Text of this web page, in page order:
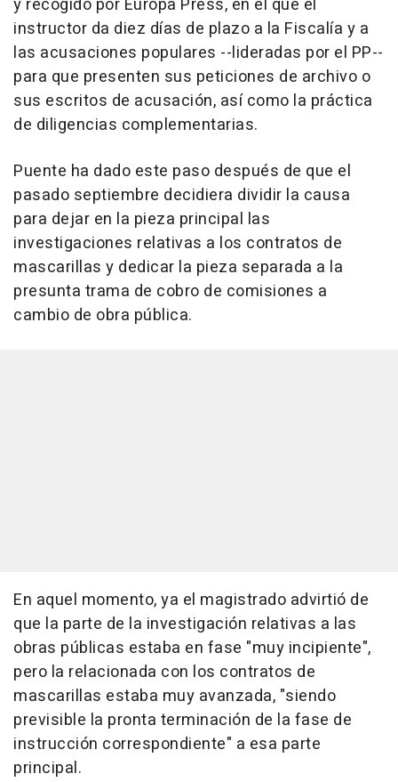
y recogido por Europa Press, en el que el
instructor da diez días de plazo a la Fiscalía y a
las acusaciones populares --lideradas por el PP--
para que presenten sus peticiones de archivo o
sus escritos de acusación, así como la práctica
de diligencias complementarias.
Puente ha dado este paso después de que el
pasado septiembre decidiera dividir la causa
para dejar en la pieza principal las
investigaciones relativas a los contratos de
mascarillas y dedicar la pieza separada a la
presunta trama de cobro de comisiones a
cambio de obra pública.
En aquel momento, ya el magistrado advirtió de
que la parte de la investigación relativas a las
obras públicas estaba en fase "muy incipiente",
pero la relacionada con los contratos de
mascarillas estaba muy avanzada, "siendo
previsible la pronta terminación de la fase de
instrucción correspondiente" a esa parte
principal.